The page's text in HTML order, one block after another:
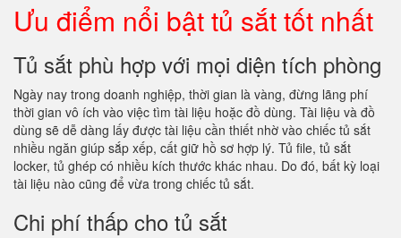
Ưu điểm nổi bật tủ sắt tốt nhất
Tủ sắt phù hợp với mọi diện tích phòng
Ngày nay trong doanh nghiệp, thời gian là vàng, đừng lãng phí
thời gian vô ích vào việc tìm tài liệu hoặc đồ dùng. Tài liệu và đồ
dùng sẽ dễ dàng lấy được tài liệu cần thiết nhờ vào chiếc tủ sắt
nhiều ngăn giúp sắp xếp, cất giữ hồ sơ hợp lý. Tủ file, tủ sắt
locker, tủ ghép có nhiều kích thước khác nhau. Do đó, bất kỳ loại
tài liệu nào cũng để vừa trong chiếc tủ sắt.
Chi phí thấp cho tủ sắt